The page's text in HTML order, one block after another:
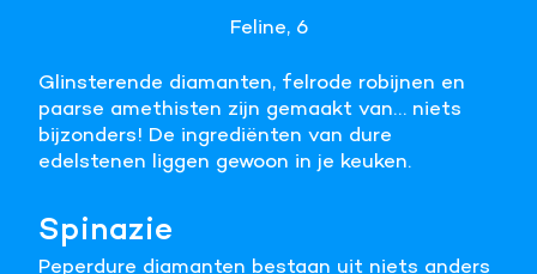
Feline, 6
Glinsterende diamanten, felrode robijnen en
paarse amethisten zijn gemaakt van… niets
bijzonders! De ingrediënten van dure
edelstenen liggen gewoon in je keuken.
Spinazie
Peperdure diamanten bestaan uit niets anders
Analystische cookies
verbeteren.
Marketing cookies
Verzamelt informatie over de klantreis.
Deze website maakt gebruik van cookies. Pas hier
je voorkeuren aan.